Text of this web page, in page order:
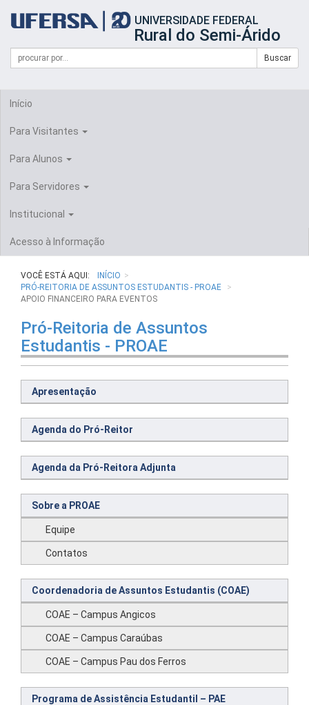
portal
UFERSA
UNIVERSIDADE FEDERAL
Rural do Semi-Árido
Formulário
Busca
Campo
de
Buscar
Início
Para Visitantes
Para Alunos
Para Servidores
Institucional
Acesso à Informação
VOCÊ ESTÁ AQUI:
INÍCIO
PRÓ-REITORIA DE ASSUNTOS ESTUDANTIS - PROAE
APOIO FINANCEIRO PARA EVENTOS
Pró-Reitoria de Assuntos
Estudantis - PROAE
Apresentação
Agenda do Pró-Reitor
Agenda da Pró-Reitora Adjunta
Sobre a PROAE
Equipe
Contatos
Coordenadoria de Assuntos Estudantis (COAE)
COAE – Campus Angicos
COAE – Campus Caraúbas
COAE – Campus Pau dos Ferros
Programa de Assistência Estudantil – PAE